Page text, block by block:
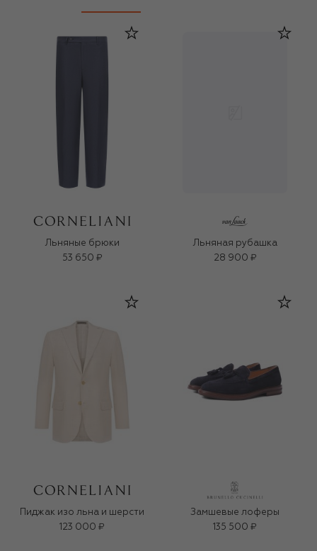
Льняные брюки
53 650 ₽
Льняная рубашка
28 900 ₽
Пиджак изо льна и шерсти
123 000 ₽
Замшевые лоферы
135 500 ₽